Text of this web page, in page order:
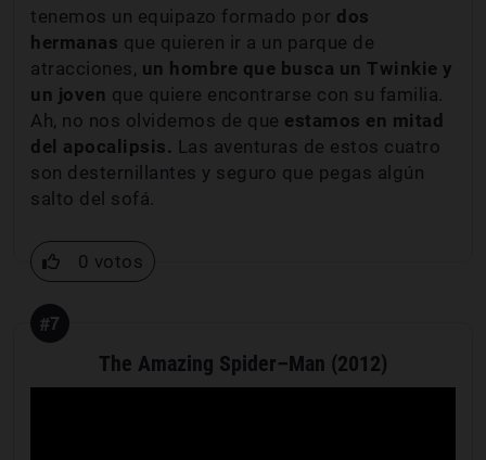
tenemos un equipazo formado por dos
hermanas que quieren ir a un parque de
atracciones, un hombre que busca un Twinkie y
un joven que quiere encontrarse con su familia.
Ah, no nos olvidemos de que estamos en mitad
del apocalipsis. Las aventuras de estos cuatro
son desternillantes y seguro que pegas algún
salto del sofá.
0 votos
#7
The Amazing Spider–Man (2012)